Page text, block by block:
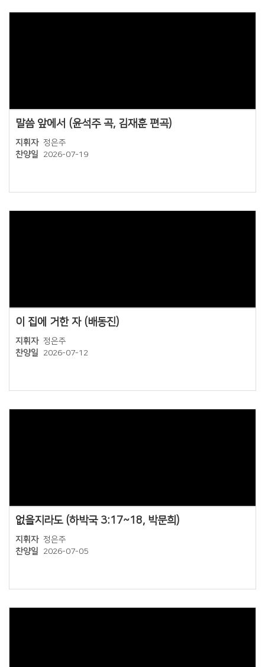
말씀 앞에서 (윤석주 곡, 김재훈 편곡)
지휘자 정은주
찬양일
2026-07-19
이 집에 거한 자 (배동진)
지휘자 정은주
찬양일
2026-07-12
없을지라도 (하박국 3:17~18, 박문희)
지휘자 정은주
찬양일
2026-07-05